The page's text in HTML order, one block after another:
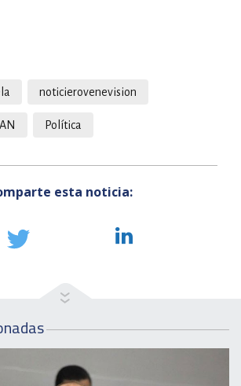
noticierovenevision
AN Política
esta noticia: